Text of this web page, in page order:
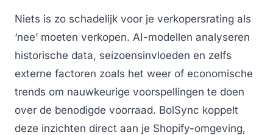
Niets is zo schadelijk voor je verkopersrating als
‘nee’ moeten verkopen. AI-modellen analyseren
historische data, seizoensinvloeden en zelfs
externe factoren zoals het weer of economische
trends om nauwkeurige voorspellingen te doen
over de benodigde voorraad. BolSync koppelt
deze inzichten direct aan je Shopify-omgeving,